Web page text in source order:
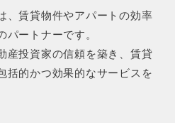
、賃貸物件やアパートの効率
パートナーです。
産投資家の信頼を築き、賃貸
括的かつ効果的なサービスを